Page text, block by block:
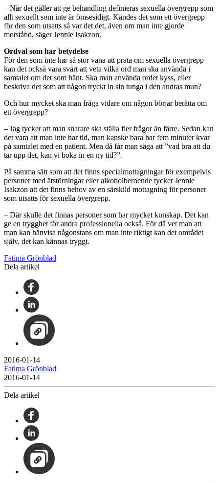
– När det gäller att ge behandling definieras sexuella övergrepp som
allt sexuellt som inte är ömsesidigt. Kändes det som ett övergrepp
för den som utsatts så var det det, även om man inte gjorde
motstånd, säger Jennie Isakzon.
Ordval som har betydelse
För den som inte har så stor vana att prata om sexuella övergrepp
kan det också vara svårt att veta vilka ord man ska använda i
samtalet om det som hänt. Ska man använda ordet kyss, eller
beskriva det som att någon tryckt in sin tunga i den andras mun?
Och hur mycket ska man fråga vidare om någon börjar berätta om
ett övergrepp?
– Jag tycker att man snarare ska ställa fler frågor än färre. Sedan kan
det vara att man inte har tid, man kanske bara har fem minuter kvar
på samtalet med en patient. Men då får man säga att ”vad bra att du
tar upp det, kan vi boka in en ny tid?”.
På samma sätt som att det finns specialmottagningar för exempelvis
personer med ätstörningar eller alkoholberoende tycker Jennie
Isakzon att det finns behov av en särskild mottagning för personer
som utsatts för sexuella övergrepp.
– Där skulle det finnas personer som har mycket kunskap. Det kan
ge en trygghet för andra professionella också. För då vet man att
man kan hänvisa någonstans om man inte riktigt kan det området
själv, det kan kännas tryggt.
Fatima Grönblad
Dela artikel
2016-01-14
Fatima Grönblad
2016-01-14
Dela artikel